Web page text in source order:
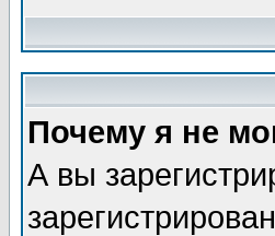
Почему я не
А вы